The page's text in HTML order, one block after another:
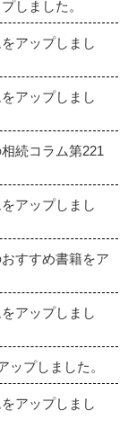
しました。
アップしまし
アップしまし
続コラム第221
アップしまし
すすめ書籍をア
アップしまし
プしました。
アップしまし